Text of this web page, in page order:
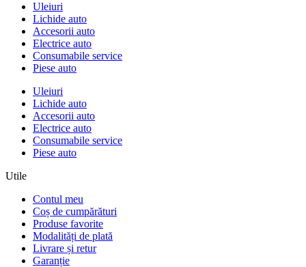
Uleiuri
Lichide auto
Accesorii auto
Electrice auto
Consumabile service
Piese auto
Uleiuri
Lichide auto
Accesorii auto
Electrice auto
Consumabile service
Piese auto
Utile
Contul meu
Coș de cumpărături
Produse favorite
Modalități de plată
Livrare și retur
Garanție